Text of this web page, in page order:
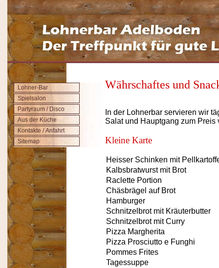
Lohner-Bar
Spielsalon
Partyraum / Disco
Aus der Küche
Kontakte / Anfahrt
Sitemap
Währschaftes und
In der Lohnerbar servieren wir
Salat und Hauptgang zum Preis
Kleine Karte
Heisser Schinken mit
Kalbsbratwurst mit Brot
Raclette Portion
Chäsbrägel auf Brot
Hamburger
Schnitzelbrot mit Kräuterbutter
Schnitzelbrot mit Curry
Pizza Margherita
Pizza Prosciutto e Funghi
Pommes Frites
Tagessuppe